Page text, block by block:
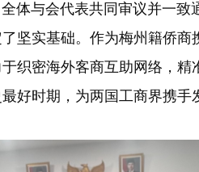
与会代表共同审议并一致
坚实基础。作为梅州籍侨
织密海外客商互助网络，
好时期，为两国工商界携